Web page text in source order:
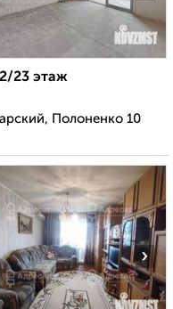
23 этаж
Полоненко 10
›